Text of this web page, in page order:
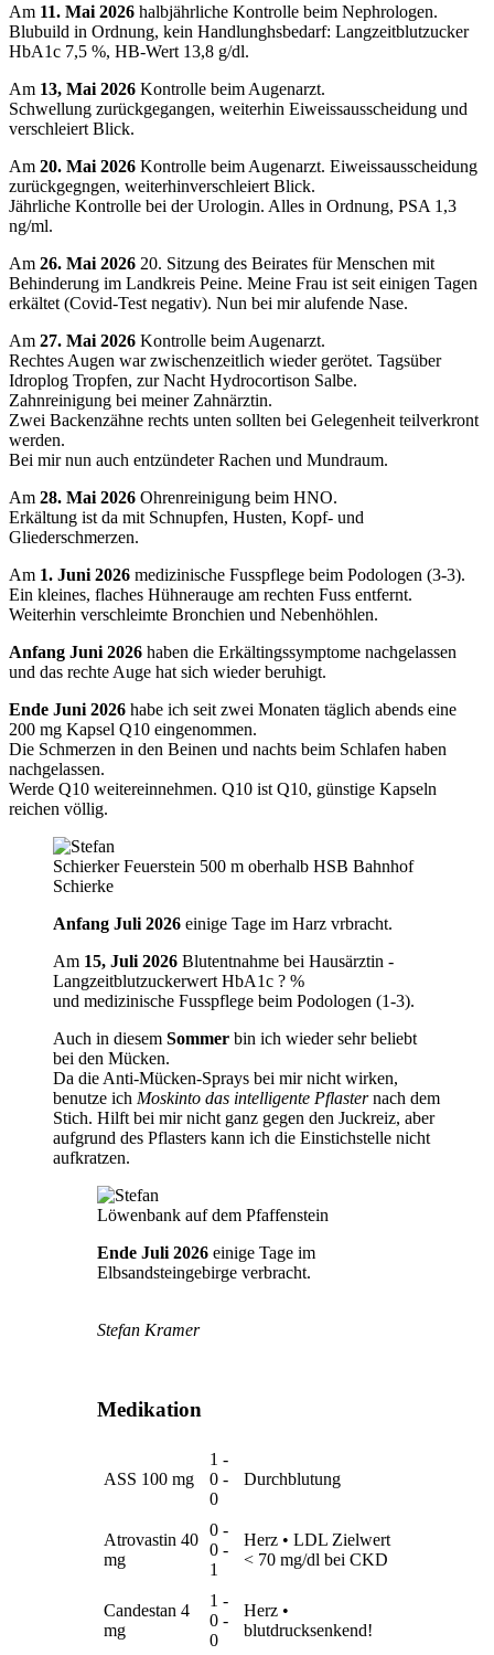
Am 11. Mai 2026 halbjährliche Kontrolle beim Nephrologen.
Blubuild in Ordnung, kein Handlunghsbedarf: Langzeitblutzucker
HbA1c 7,5 %, HB-Wert 13,8 g/dl.
Am 13, Mai 2026 Kontrolle beim Augenarzt.
Schwellung zurückgegangen, weiterhin Eiweissausscheidung und
verschleiert Blick.
Am 20. Mai 2026 Kontrolle beim Augenarzt. Eiweissausscheidung
zurückgegngen, weiterhinverschleiert Blick.
Jährliche Kontrolle bei der Urologin. Alles in Ordnung, PSA 1,3
ng/ml.
Am 26. Mai 2026 20. Sitzung des Beirates für Menschen mit
Behinderung im Landkreis Peine. Meine Frau ist seit einigen Tagen
erkältet (Covid-Test negativ). Nun bei mir alufende Nase.
Am 27. Mai 2026 Kontrolle beim Augenarzt.
Rechtes Augen war zwischenzeitlich wieder gerötet. Tagsüber
Idroplog Tropfen, zur Nacht Hydrocortison Salbe.
Zahnreinigung bei meiner Zahnärztin.
Zwei Backenzähne rechts unten sollten bei Gelegenheit teilverkront
werden.
Bei mir nun auch entzündeter Rachen und Mundraum.
Am 28. Mai 2026 Ohrenreinigung beim HNO.
Erkältung ist da mit Schnupfen, Husten, Kopf- und
Gliederschmerzen.
Am 1. Juni 2026 medizinische Fusspflege beim Podologen (3-3).
Ein kleines, flaches Hühnerauge am rechten Fuss entfernt.
Weiterhin verschleimte Bronchien und Nebenhöhlen.
Anfang Juni 2026 haben die Erkältingssymptome nachgelassen
und das rechte Auge hat sich wieder beruhigt.
Ende Juni 2026 habe ich seit zwei Monaten täglich abends eine
200 mg Kapsel Q10 eingenommen.
Die Schmerzen in den Beinen und nachts beim Schlafen haben
nachgelassen.
Werde Q10 weitereinnehmen. Q10 ist Q10, günstige Kapseln
reichen völlig.
Schierker Feuerstein 500 m oberhalb HSB Bahnhof
Schierke
Anfang Juli 2026 einige Tage im Harz vrbracht.
Am 15, Juli 2026 Blutentnahme bei Hausärztin -
Langzeitblutzuckerwert HbA1c ? %
und medizinische Fusspflege beim Podologen (1-3).
Auch in diesem Sommer bin ich wieder sehr beliebt
bei den Mücken.
Da die Anti-Mücken-Sprays bei mir nicht wirken,
benutze ich Moskinto das intelligente Pflasternach dem
Stich. Hilft bei mir nicht ganz gegen den Juckreiz, aber
aufgrund des Pflasters kann ich die Einstichstelle nicht
aufkratzen.
Löwenbank auf dem Pfaffenstein
Ende Juli 2026 einige Tage im
Elbsandsteingebirge verbracht.
Stefan Kramer
Medikation
ASS 100 mg
1 -
0 -
0
Durchblutung
Atrovastin 40
mg
0 -
0 -
1
Herz • LDL Zielwert
< 70 mg/dl bei CKD
Candestan 4
mg
1 -
0 -
0
Herz •
blutdrucksenkend!